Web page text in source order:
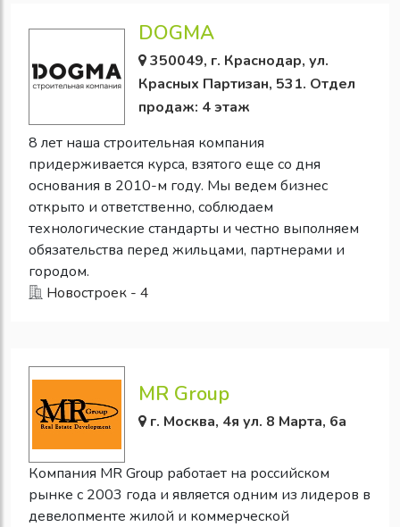
DOGMA
350049, г. Краснодар, ул.
Красных Партизан, 531. Отдел
продаж: 4 этаж
8 лет наша строительная компания
придерживается курса, взятого еще со дня
основания в 2010-м году. Мы ведем бизнес
открыто и ответственно, соблюдаем
технологические стандарты и честно выполняем
обязательства перед жильцами, партнерами и
городом.
Новостроек - 4
MR Group
г. Москва, 4я ул. 8 Марта, 6а
Компания MR Group работает на российском
рынке с 2003 года и является одним из лидеров в
девелопменте жилой и коммерческой